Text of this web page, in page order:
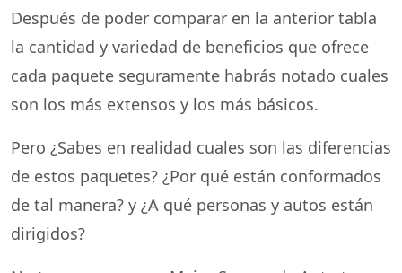
Después de poder comparar en la anterior tabla
la cantidad y variedad de beneficios que ofrece
cada paquete seguramente habrás notado cuales
son los más extensos y los más básicos.
Pero ¿Sabes en realidad cuales son las diferencias
de estos paquetes? ¿Por qué están conformados
de tal manera? y ¿A qué personas y autos están
dirigidos?